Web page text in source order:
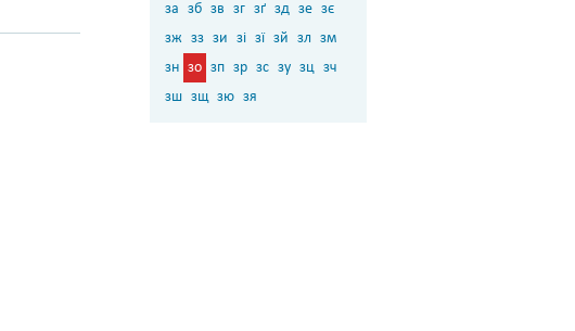
за зб зв зг зґ зд зе зє
зж зз зи зі зї зй зл зм
зн зо зп зр зс зу зц зч
зш зщ зю зя